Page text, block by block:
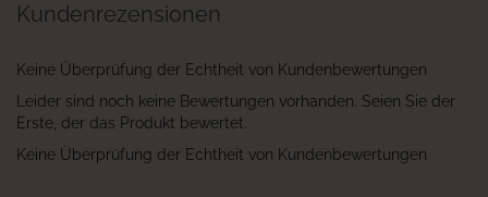
Kundenrezensionen
Keine Überprüfung der Echtheit von Kundenbewertungen
Leider sind noch keine Bewertungen vorhanden. Seien Sie der
Erste, der das Produkt bewertet.
Keine Überprüfung der Echtheit von Kundenbewertungen